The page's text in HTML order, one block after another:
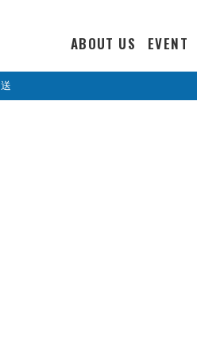
ABOUT US EVENT